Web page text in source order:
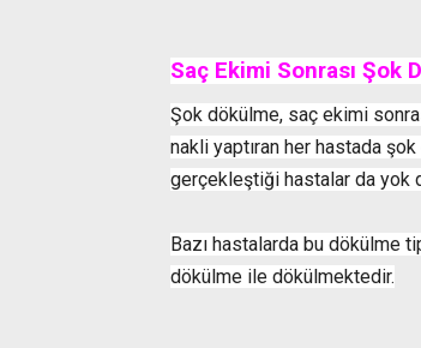
Saç Ekimi Sonrası Şok
Şok dökülme, saç ekimi
nakli yaptıran her hastada
gerçekleştiği hastalar da yok
Bazı hastalarda bu dökülme
dökülme ile dökülmektedir.